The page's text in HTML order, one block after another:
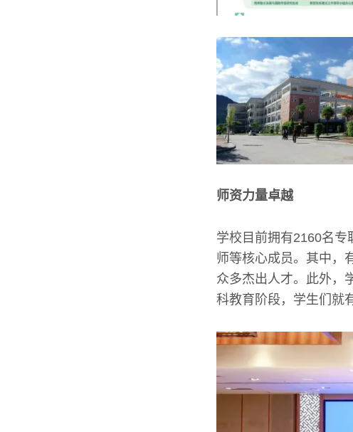
师资力量卓越
学校目前拥有2160名专
师等核心成员。其中，
众多杰出人才。此外，
科教育阶段，学生们就